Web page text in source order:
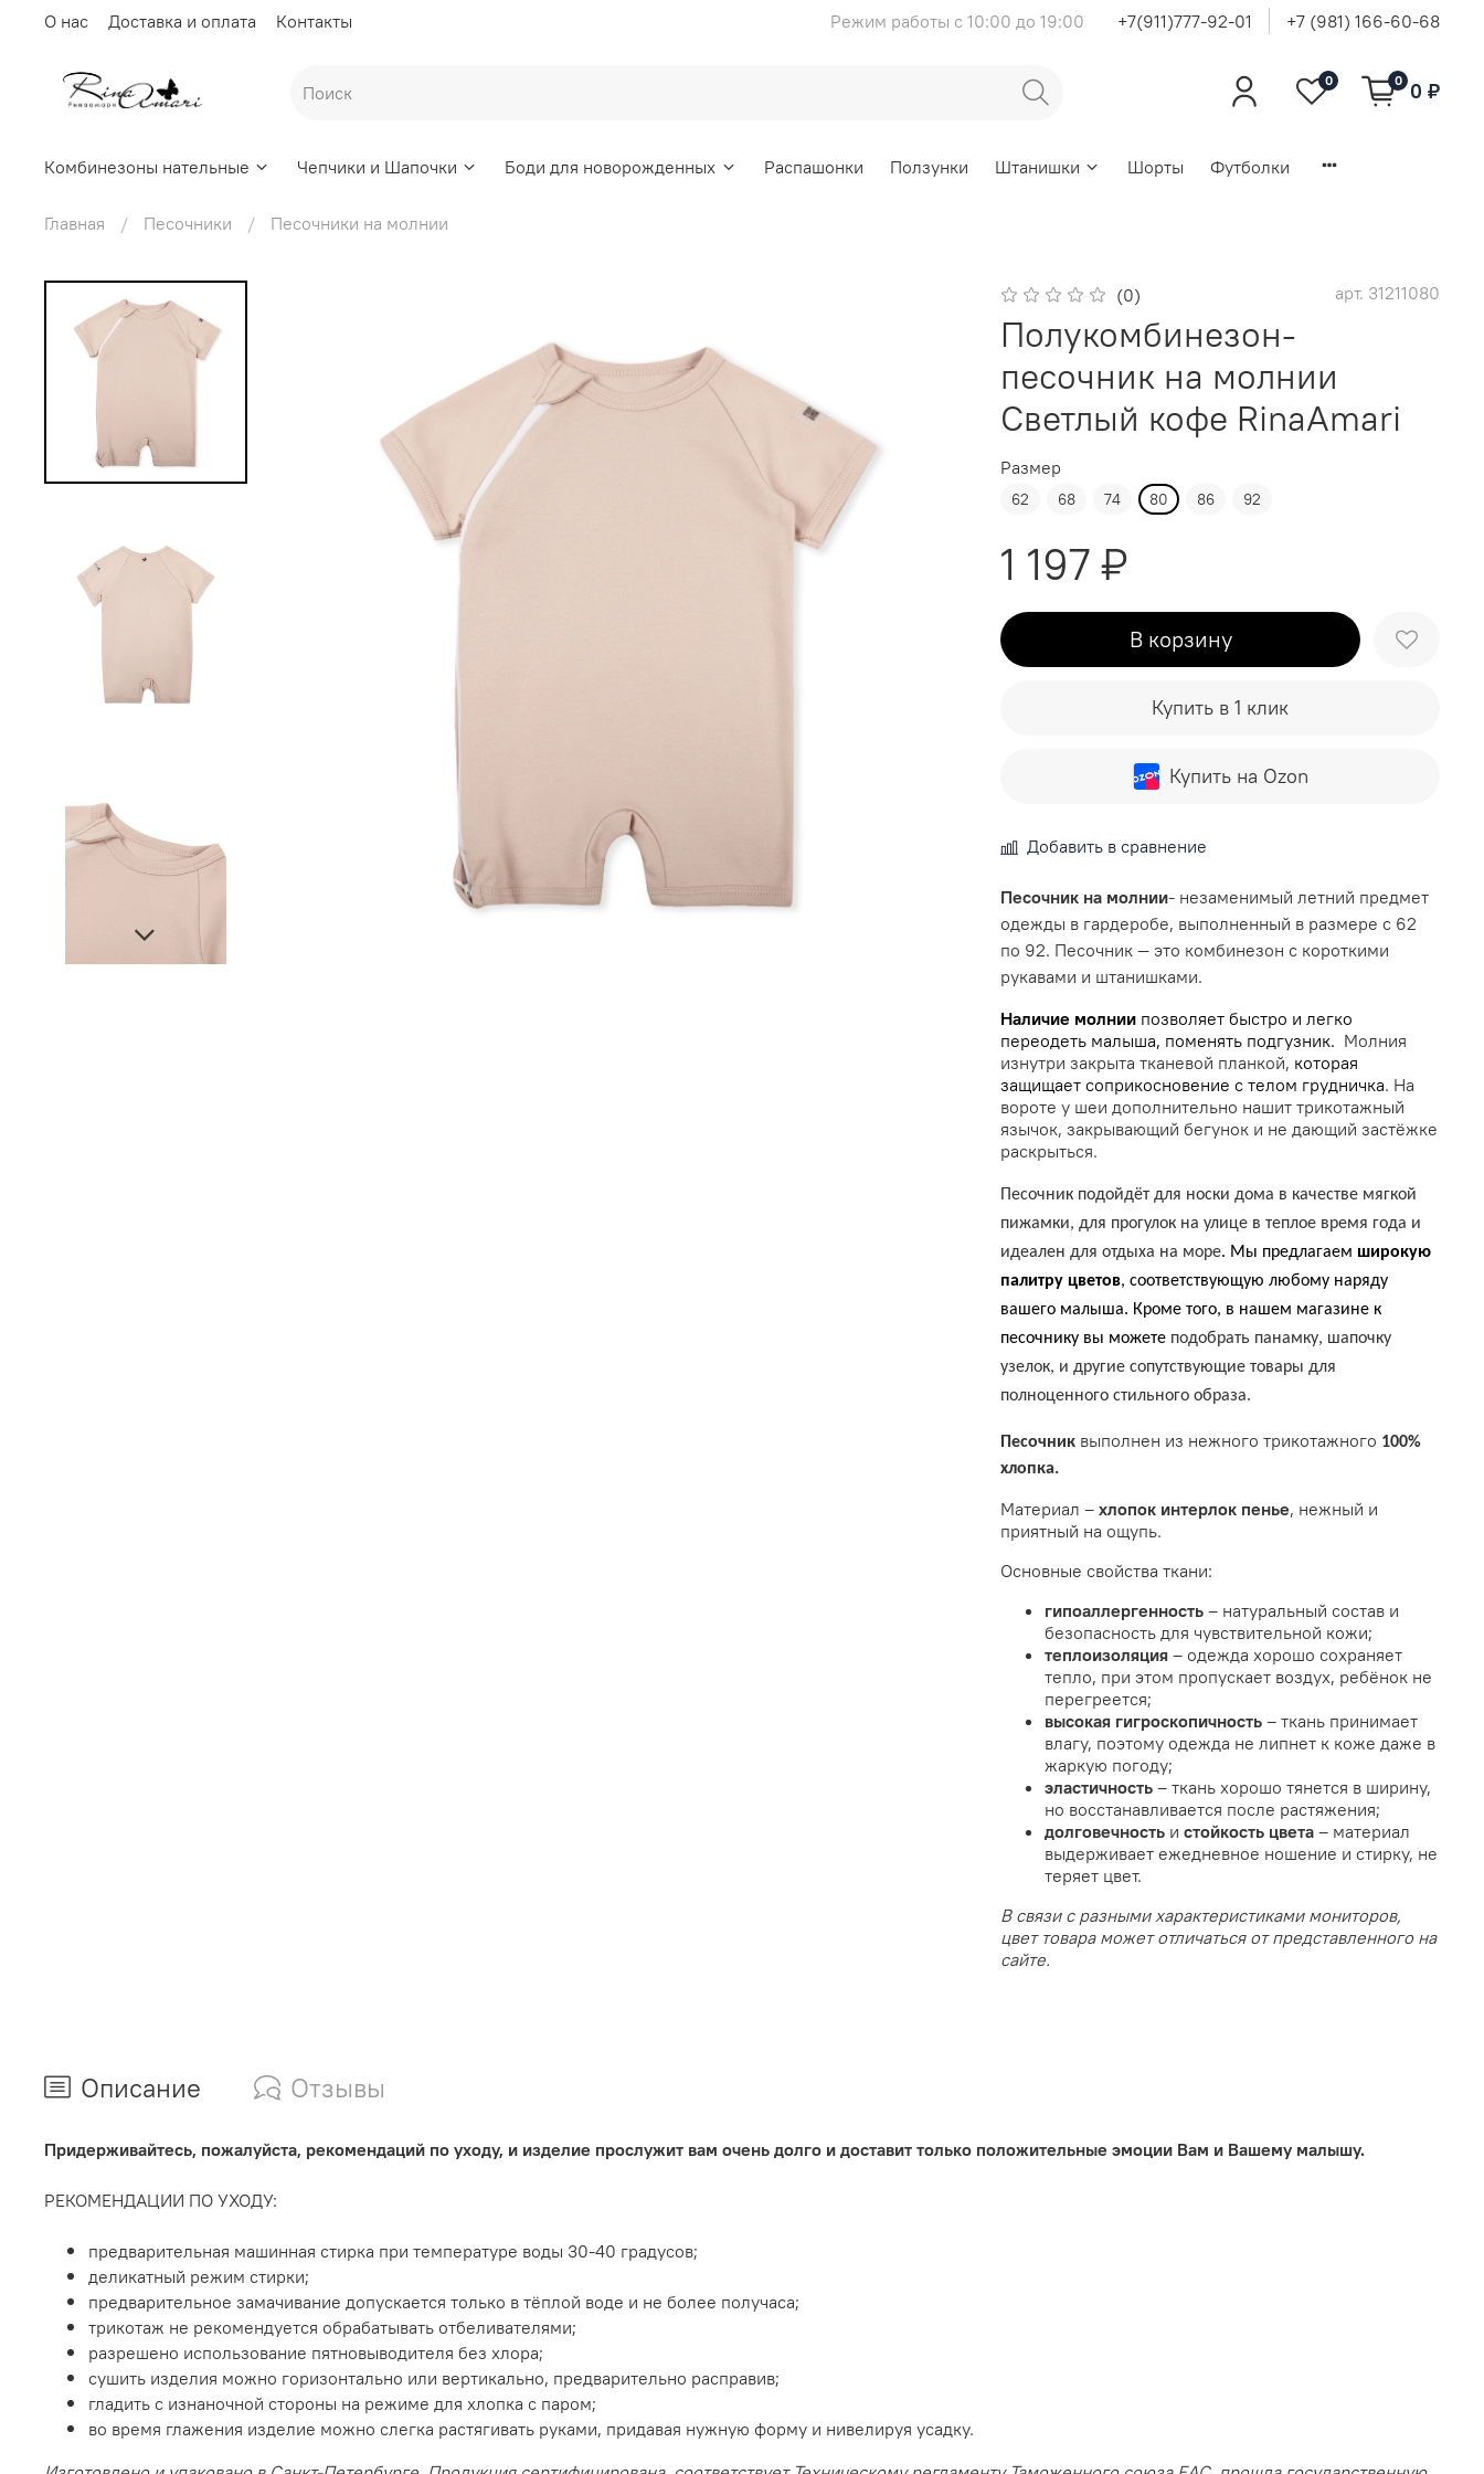
О нас Доставка и оплата Контакты Режим работы с 10:00 до 19:00 +7(911)777-92-01 +7 (981) 166-60-68
0 0 0 ₽
Комбинезоны нательные Чепчики и Шапочки Боди для новорожденных Распашонки Ползунки Штанишки Шорты Футболки
Главная Песочники Песочники на молнии
(0) арт. 31211080
Полукомбинезон-
песочник на молнии
Светлый кофе RinaAmari
Размер
62 68 74 80 86 92
1 197 ₽
В корзину
Купить в 1 клик
Купить на Ozon
Добавить в сравнение
Песочник на молнии- незаменимый летний предмет
одежды в гардеробе, выполненный в размере с 62
по 92. Песочник — это комбинезон с короткими
рукавами и штанишками.
Наличие молнии позволяет быстро и легко
переодеть малыша, поменять подгузник. Молния
изнутри закрыта тканевой планкой, которая
защищает соприкосновение с телом грудничка. На
вороте у шеи дополнительно нашит трикотажный
язычок, закрывающий бегунок и не дающий застёжке
раскрыться.
Песочник подойдёт для носки дома в качестве мягкой
пижамки, для прогулок на улице в теплое время года и
идеален для отдыха на море. Мы предлагаем широкую
палитру цветов, соответствующую любому наряду
вашего малыша. Кроме того, в нашем магазине к
песочнику вы можете подобрать панамку, шапочку
узелок, и другие сопутствующие товары для
полноценного стильного образа.
Песочник выполнен из нежного трикотажного 100%
хлопка.
Материал –хлопок интерлок пенье, нежный и
приятный на ощупь.
Основные свойства ткани:
гипоаллергенность – натуральный состав и
безопасность для чувствительной кожи;
теплоизоляция – одежда хорошо сохраняет
тепло, при этом пропускает воздух, ребёнок не
перегреется;
высокая гигроскопичность – ткань принимает
влагу, поэтому одежда не липнет к коже даже в
жаркую погоду;
эластичность – ткань хорошо тянется в ширину,
но восстанавливается после растяжения;
долговечность истойкость цвета – материал
выдерживает ежедневное ношение и стирку, не
теряет цвет.
В связи с разными характеристиками мониторов,
цвет товара может отличаться от представленного на
сайте.
Описание Отзывы
Придерживайтесь, пожалуйста, рекомендаций по уходу, и изделие прослужит вам очень долго и доставит только положительные эмоции Вам и Вашему малышу.
РЕКОМЕНДАЦИИ ПО УХОДУ:
предварительная машинная стирка при температуре воды 30-40 градусов;
деликатный режим стирки;
предварительное замачивание допускается только в тёплой воде и не более получаса;
трикотаж не рекомендуется обрабатывать отбеливателями;
разрешено использование пятновыводителя без хлора;
сушить изделия можно горизонтально или вертикально, предварительно расправив;
гладить с изнаночной стороны на режиме для хлопка с паром;
во время глажения изделие можно слегка растягивать руками, придавая нужную форму и нивелируя усадку.